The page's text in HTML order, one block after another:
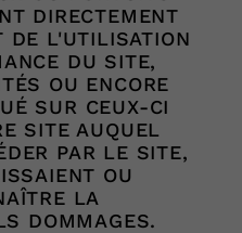
DIRECTEMENT
DE L'UTILISATION
DU SITE,
OU ENCORE
SUR CEUX-CI
SITE AUQUEL
PAR LE SITE,
OU
LA
DOMMAGES.